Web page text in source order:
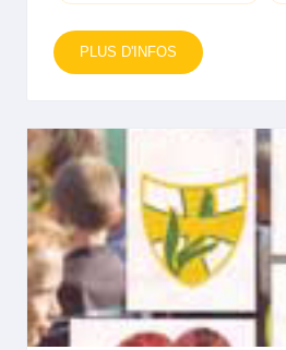
PLUS D'INFOS